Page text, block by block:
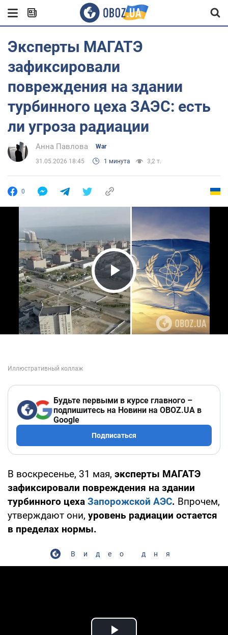
Эксперты МАГАТЭ
зафиксировали
повреждения на здании
турбинного цеха ЗАЭС: есть
ли угроза радиации
Анна Павлова War
31.05.2026 18:45 1 минута 3,2 т.
0
Play Video
Будьте первыми в курсе главного –
подпишитесь на Новини на OBOZ.UA в
Google
Подписаться
В воскресенье, 31 мая, эксперты МАГАТЭ
зафиксировали повреждения на здании
турбинного цеха Запорожской АЭС. Впрочем,
утверждают они, уровень радиации остается
в пределах нормы.
Видео дня